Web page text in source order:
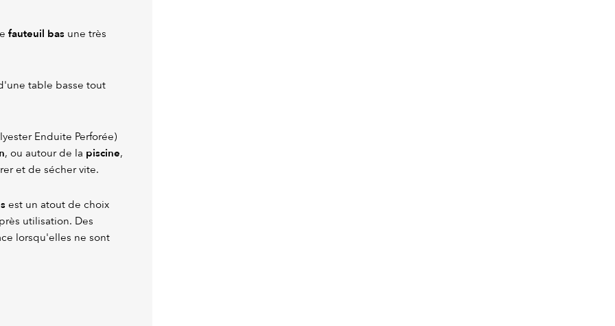
fauteuil bas une très
table basse tout
Enduite Perforée)
, ou autour de la piscine,
et de sécher vite.
est un atout de choix
utilisation. Des
lorsqu'elles ne sont